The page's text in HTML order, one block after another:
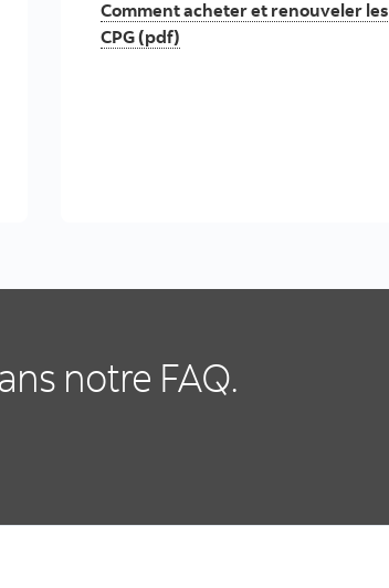
Comment acheter et renouveler les
CPG (pdf)
notre FAQ.